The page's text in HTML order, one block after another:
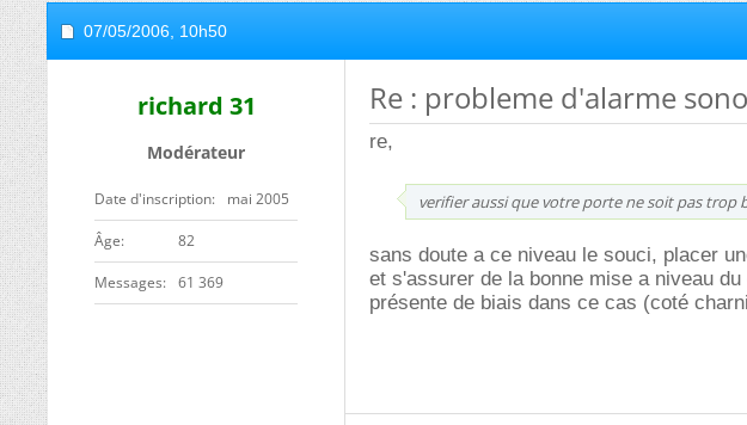
07/05/2006, 10h50
richard 31
Modérateur
Date d'inscription mai 2005
ge 82
Messages 61 369
Re : probleme d'alarme
re,
verifier aussi que votre porte ne soit pas trop
sans doute a ce niveau le souci, placer
et s'assurer de la bonne mise a niveau
présente de biais dans ce cas (coté